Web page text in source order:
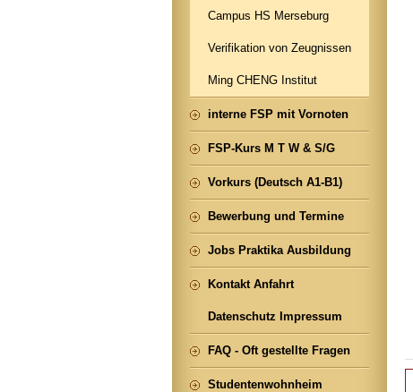
Campus HS Merseburg
Verifikation von Zeugnissen
Ming CHENG Institut
interne FSP mit Vornoten
FSP-Kurs M T W & S/G
Vorkurs (Deutsch A1-B1)
Bewerbung und Termine
Jobs Praktika Ausbildung
Kontakt Anfahrt
Datenschutz Impressum
FAQ - Oft gestellte Fragen
Studentenwohnheim